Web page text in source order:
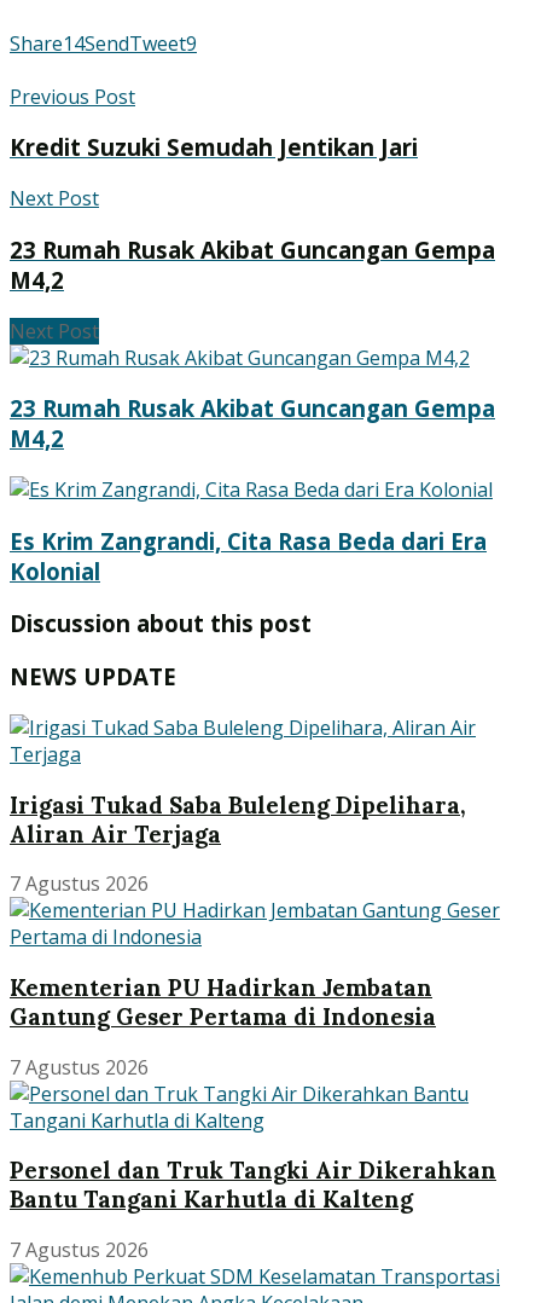
Share14SendTweet9
Previous Post
Kredit Suzuki Semudah Jentikan Jari
Next Post
23 Rumah Rusak Akibat Guncangan Gempa
M4,2
Next Post
23 Rumah Rusak Akibat Guncangan Gempa
M4,2
Es Krim Zangrandi, Cita Rasa Beda dari Era
Kolonial
Discussion about this post
NEWS UPDATE
Irigasi Tukad Saba Buleleng Dipelihara,
Aliran Air Terjaga
7 Agustus 2026
Kementerian PU Hadirkan Jembatan
Gantung Geser Pertama di Indonesia
7 Agustus 2026
Personel dan Truk Tangki Air Dikerahkan
Bantu Tangani Karhutla di Kalteng
7 Agustus 2026